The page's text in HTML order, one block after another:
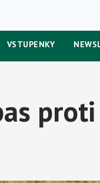
VSTUPENKY
proti